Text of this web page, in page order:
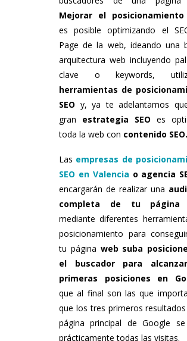
Mejorar el
es posible optimizando el
Page de la web, ideando una
arquitectura web incluyendo
clave o keywords,
herramientas de
SEO y, ya te adelantamos
gran estrategia SEO es
toda la web con contenido SEO.
Las empresas de
SEO en Valencia o agencia
encargarán de realizar una
completa de tu página
mediante diferentes
posicionamiento para
tu página web suba
el buscador para
primeras posiciones en
que al final son las que
que los tres primeros
página principal de Google
prácticamente todas las visitas.